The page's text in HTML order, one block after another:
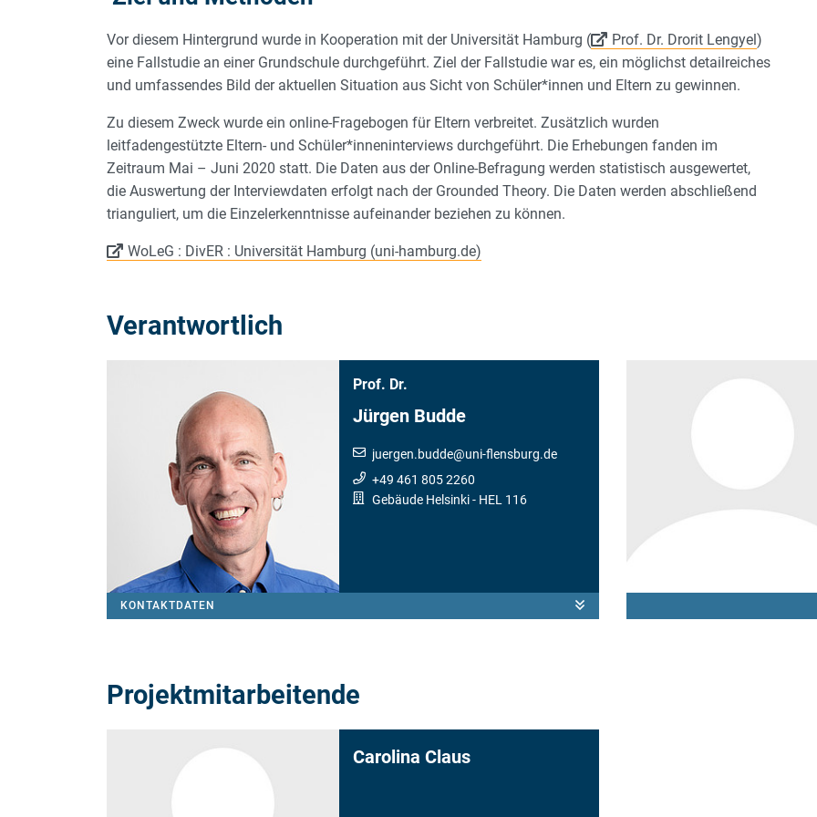
Vor diesem Hintergrund wurde in Kooperation mit der Universität Hamburg ( Prof. Dr. Drorit Lengyel )
eine Fallstudie an einer Grundschule durchgeführt. Ziel der Fallstudie war es, ein möglichst detailreiches
und umfassendes Bild der aktuellen Situation aus Sicht von Schüler*innen und Eltern zu gewinnen.
Zu diesem Zweck wurde ein online-Fragebogen für Eltern verbreitet. Zusätzlich wurden
leitfadengestützte Eltern- und Schüler*inneninterviews durchgeführt. Die Erhebungen fanden im
Zeitraum Mai – Juni 2020 statt. Die Daten aus der Online-Befragung werden statistisch ausgewertet,
die Auswertung der Interviewdaten erfolgt nach der Grounded Theory. Die Daten werden abschließend
trianguliert, um die Einzelerkenntnisse aufeinander beziehen zu können.
WoLeG : DivER : Universität Hamburg (uni-hamburg.de)
Verantwortlich
Prof. Dr.
Jürgen Budde
juergen.budde@uni-flensburg.de
+49 461 805 2260
Gebäude Helsinki- HEL 116
KONTAKTDATEN
Projektmitarbeitende
Carolina Claus